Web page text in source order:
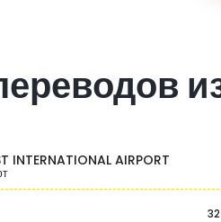
INTERNATIONAL AIRPORT